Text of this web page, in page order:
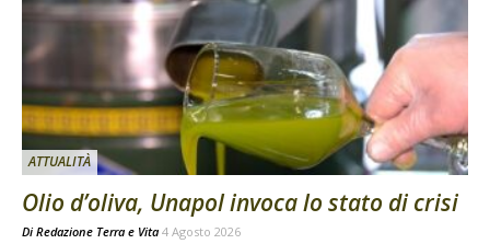
ATTUALITÀ
Olio d’oliva, Unapol invoca lo stato di crisi
Di Redazione Terra e Vita 4 Agosto 2026